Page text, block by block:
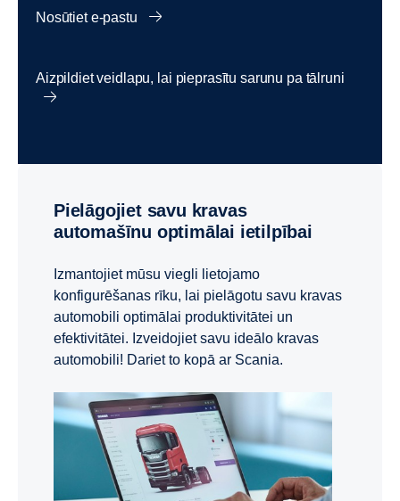
Nosūtiet e-pastu
Aizpildiet veidlapu, lai pieprasītu sarunu pa tālruni
Pielāgojiet savu kravas
automašīnu optimālai ietilpībai
Izmantojiet mūsu viegli lietojamo
konfigurēšanas rīku, lai pielāgotu savu kravas
automobili optimālai produktivitātei un
efektivitātei. Izveidojiet savu ideālo kravas
automobili! Dariet to kopā ar Scania.